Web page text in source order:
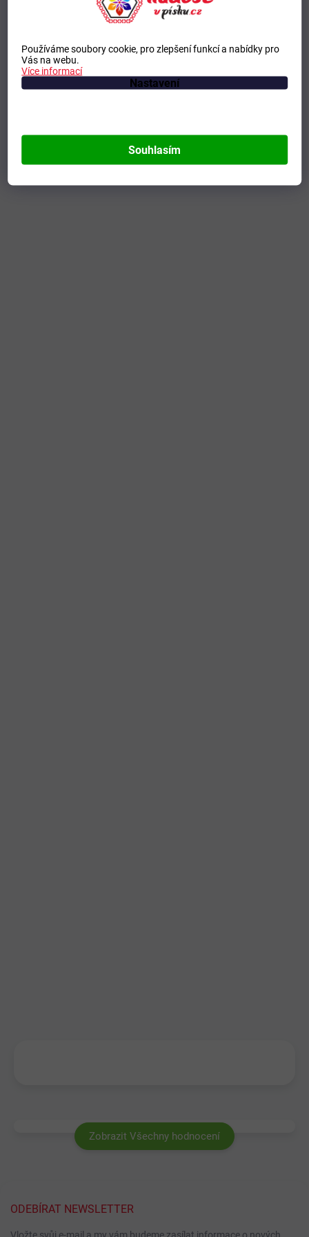
Používáme soubory cookie, pro zlepšení funkcí a nabídky pro
Vás na webu.
Více informací
Nastavení
Souhlasím
Zobrazit Všechny hodnocení
ODEBÍRAT NEWSLETTER